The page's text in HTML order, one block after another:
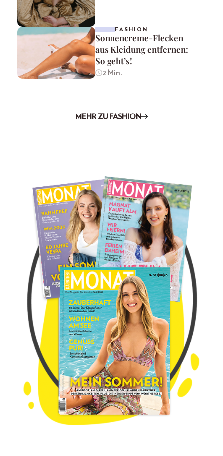
FASHION
Sonnencreme-Flecken
aus Kleidung entfernen:
So geht’s!
2 Min.
MEHR ZU FASHION